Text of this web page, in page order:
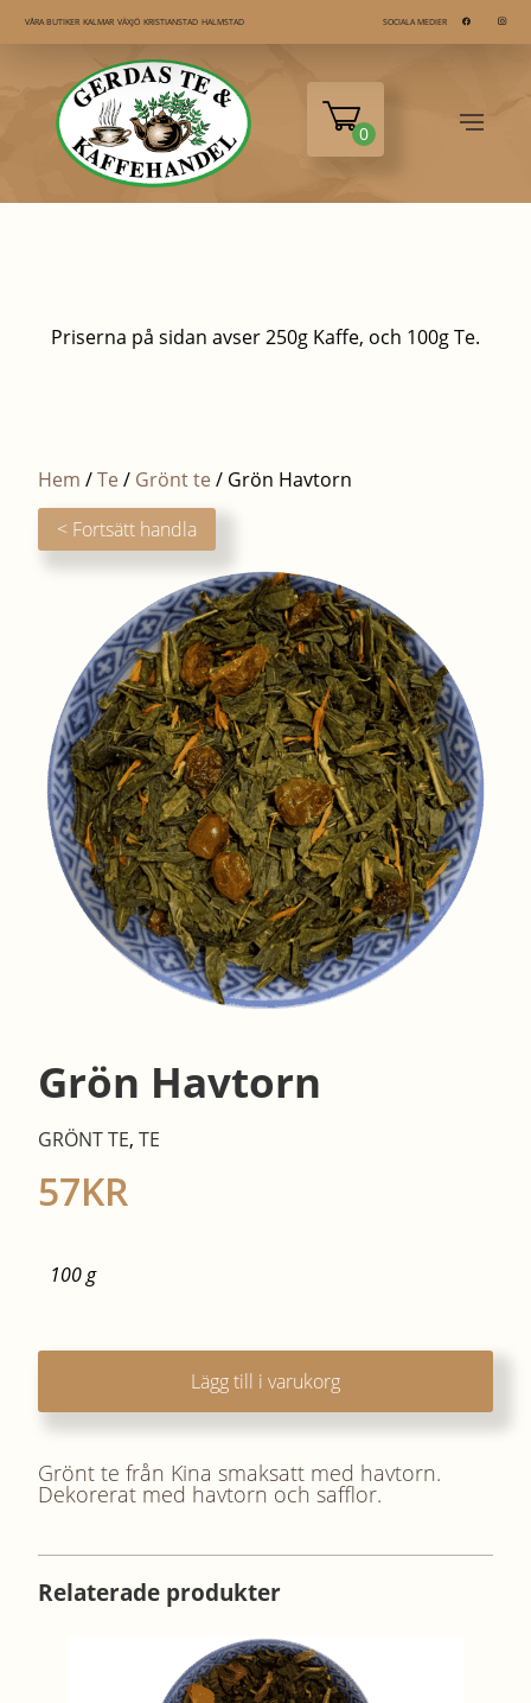
VÅRA BUTIKER KALMAR VÄXJÖ KRISTIANSTAD HALMSTAD SOCIALA MEDIER
0
Priserna på sidan avser 250g Kaffe, och 100g Te.
Hem /Te / Grönt te / Grön Havtorn
< Fortsätt handla
Grön Havtorn
GRÖNT TE, TE
57KR
100 g
Lägg till i varukorg
Grönt te från Kina smaksatt med havtorn.
Dekorerat med havtorn och safflor.
Relaterade produkter